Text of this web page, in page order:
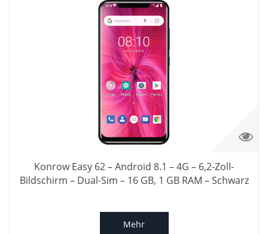
Konrow Easy 62 – Android 8.1 – 4G – 6,2-Zoll-
Bildschirm – Dual-Sim – 16 GB, 1 GB RAM – Schwarz
Mehr